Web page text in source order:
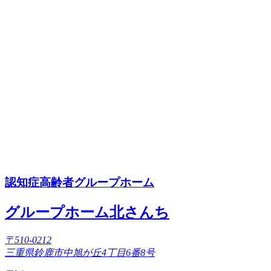
認知症高齢者グループホーム
グループホーム北さんち
〒510-0212
三重県鈴鹿市中旭が丘4丁目6番8号